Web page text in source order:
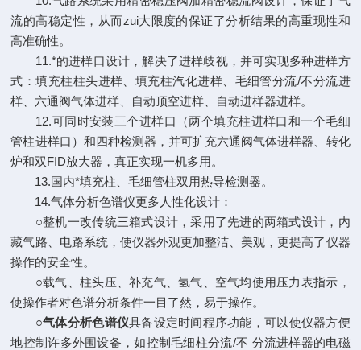
流的高稳定性，从而zui大限度的保证了分析结果的高重现性和
高准确性。
11.*的进样口设计，解决了进样歧视，并可实现多种进样方
式：填充柱柱头进样、填充柱汽化进样、毛细管分流/不分流进
样、六通阀气体进样、自动顶空进样、自动进样器进样。
12.可同时安装三个进样口（两个填充柱进样口和一个毛细
管柱进样口）和四种检测器，并可扩充六通阀气体进样器、转化
炉和双FID放大器，真正实现一机多用。
13.国内*填充柱、毛细管柱双用热导检测器。
14.气体分析色谱仪更多人性化设计：
○整机一改传统三箱式设计，采用了先进的两箱式设计，内
藏气路、电路系统，使仪器外观更加整洁、美观，更提高了仪器
操作的安全性。
○载气、柱头压、补充气、氢气、空气均使用压力表指示，
使操作者对色谱分析条件一目了然，易于操作。
○气体分析色谱仪具备设定时间程序功能，可以使仪器方便
地控制许多外围设备，如控制毛细柱分流/不 分流进样器的电磁